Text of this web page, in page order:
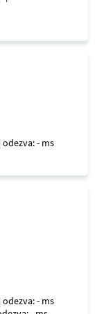
- ms
- ms